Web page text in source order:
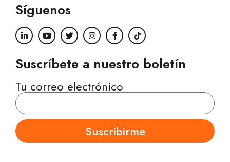
Síguenos
Suscríbete a nuestro boletín
Tu correo electrónico
Suscribirme